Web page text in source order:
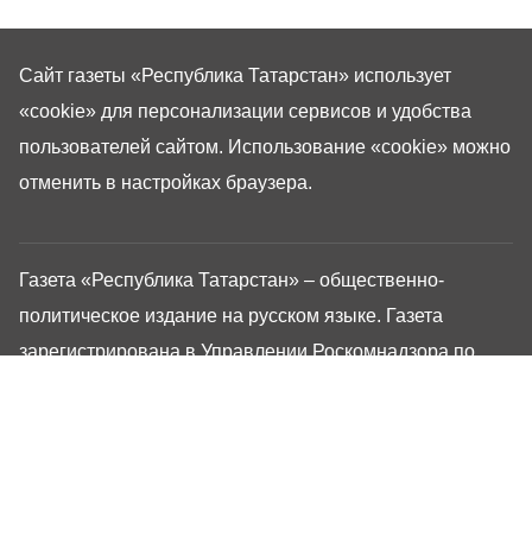
Газета «Республика Татарстан» – общественно-
политическое издание на русском языке. Газета
зарегистрирована в Управлении Роскомнадзора по
Сайт газеты «Республика Татарстан» использует
«cookie» для персонализации сервисов и удобства
пользователей сайтом. Использование «cookie» можно
отменить в настройках браузера.